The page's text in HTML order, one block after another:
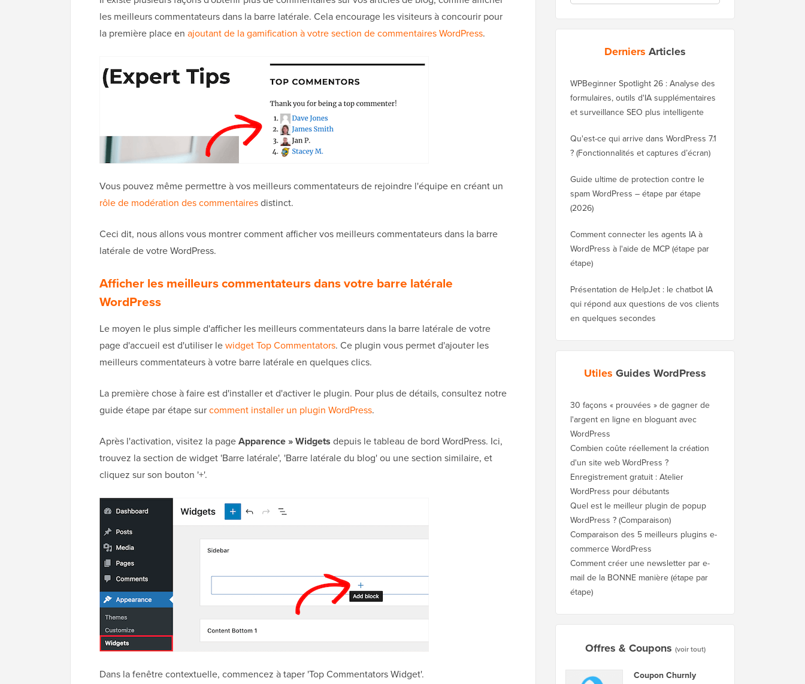
les meilleurs commentateurs dans la barre latérale. Cela encourage les visiteurs à concourir pour
la première place en ajoutant de la gamification à votre section de commentaires WordPress.
Vous pouvez même permettre à vos meilleurs commentateurs de rejoindre l'équipe en créant un
rôle de modération des commentairesdistinct.
Ceci dit, nous allons vous montrer comment afficher vos meilleurs commentateurs dans la barre
latérale de votre WordPress.
Afficher les meilleurs commentateurs dans votre barre latérale
WordPress
Le moyen le plus simple d'afficher les meilleurs commentateurs dans la barre latérale de votre
page d'accueil est d'utiliser lewidget Top Commentators. Ce plugin vous permet d'ajouter les
meilleurs commentateurs à votre barre latérale en quelques clics.
La première chose à faire est d'installer et d'activer le plugin. Pour plus de détails, consultez notre
guide étape par étape surcomment installer un plugin WordPress.
Après l'activation, visitez la pageApparence » Widgets depuis le tableau de bord WordPress. Ici,
trouvez la section de widget 'Barre latérale', 'Barre latérale du blog' ou une section similaire, et
cliquez sur son bouton '+'.
Dans la fenêtre contextuelle, commencez à taper 'Top Commentators Widget'.
Derniers Articles
WPBeginner Spotlight 26 : Analyse des
formulaires, outils d'IA supplémentaires
et surveillance SEO plus intelligente
Qu'est-ce qui arrive dans WordPress 7.1
? (Fonctionnalités et captures d’écran)
Guide ultime de protection contre le
spam WordPress – étape par étape
(2026)
Comment connecter les agents IA à
WordPress à l'aide de MCP (étape par
étape)
Présentation de HelpJet : le chatbot IA
qui répond aux questions de vos clients
en quelques secondes
Utiles Guides WordPress
30 façons « prouvées » de gagner de
l'argent en ligne en bloguant avec
WordPress
Combien coûte réellement la création
d'un site web WordPress ?
Enregistrement gratuit : Atelier
WordPress pour débutants
Quel est le meilleur plugin de popup
WordPress ? (Comparaison)
Comparaison des 5 meilleurs plugins e-
commerce WordPress
Comment créer une newsletter par e-
mail de la BONNE manière (étape par
étape)
Offres & Coupons (voir tout)
Coupon Churnly